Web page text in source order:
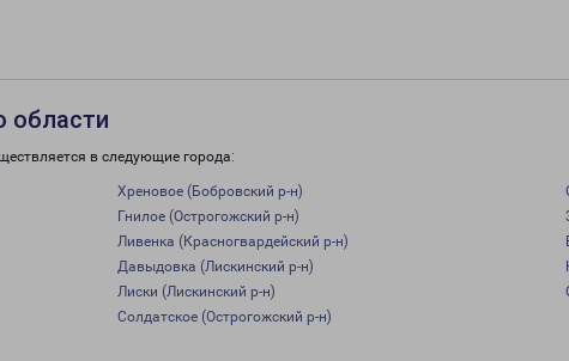
области
в следующие города:
Хреновое (Бобровский р-н)
Гнилое (Острогожский р-н)
Ливенка (Красногвардейский р-н)
Давыдовка (Лискинский р-н)
Лиски (Лискинский р-н)
Солдатское (Острогожский р-н)